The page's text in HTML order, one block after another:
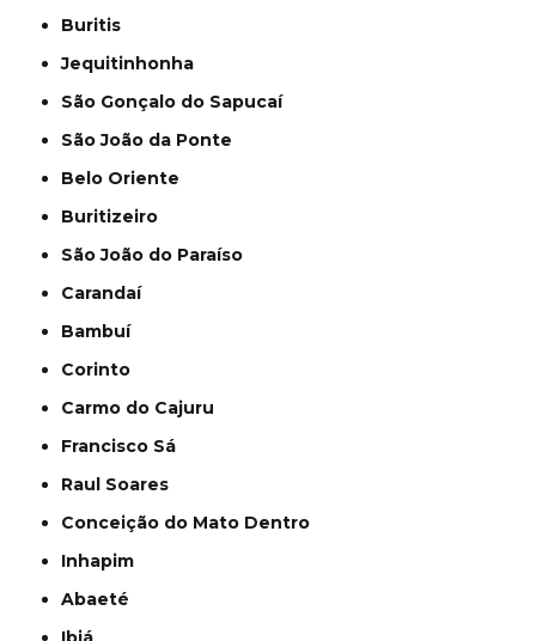
Buritis
Jequitinhonha
São Gonçalo do Sapucaí
São João da Ponte
Belo Oriente
Buritizeiro
São João do Paraíso
Carandaí
Bambuí
Corinto
Carmo do Cajuru
Francisco Sá
Raul Soares
Conceição do Mato Dentro
Inhapim
Abaeté